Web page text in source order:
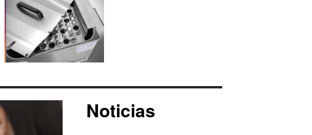
Noticias